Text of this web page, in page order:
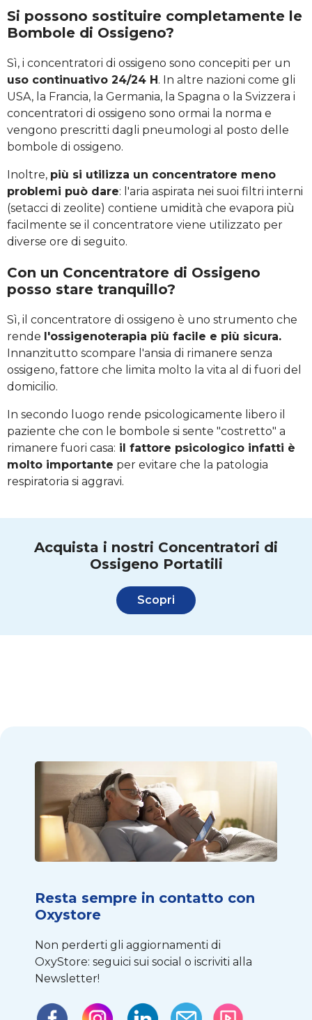
Si possono sostituire completamente le
Bombole di Ossigeno?
Sì, i concentratori di ossigeno sono concepiti per un
uso continuativo 24/24 H. In altre nazioni come gli
USA, la Francia, la Germania, la Spagna o la Svizzera i
concentratori di ossigeno sono ormai la norma e
vengono prescritti dagli pneumologi al posto delle
bombole di ossigeno.
Inoltre, più si utilizza un concentratore meno
problemi può dare: l'aria aspirata nei suoi filtri interni
(setacci di zeolite) contiene umidità che evapora più
facilmente se il concentratore viene utilizzato per
diverse ore di seguito.
Con un Concentratore di Ossigeno
posso stare tranquillo?
Sì, il concentratore di ossigeno è uno strumento che
rende l'ossigenoterapia più facile e più sicura.
Innanzitutto scompare l'ansia di rimanere senza
ossigeno, fattore che limita molto la vita al di fuori del
domicilio.
In secondo luogo rende psicologicamente libero il
paziente che con le bombole si sente "costretto" a
rimanere fuori casa: il fattore psicologico infatti è
molto importante per evitare che la patologia
respiratoria si aggravi.
Acquista i nostri Concentratori di
Ossigeno Portatili
Scopri
Resta sempre in contatto con
Oxystore
Non perderti gli aggiornamenti di
OxyStore: seguici sui social o iscriviti alla
Newsletter!